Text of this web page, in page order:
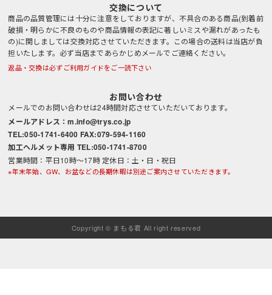
交換について
商品の品質管理には十分に注意をしておりますが、不具合のある商品(到着前
破損・明らかに不良のものや商品情報の表記に著しいミスや漏れがあったも
の)に関しましては交換対応させていただきます。この場合の送料は当店が負
担いたします。必ず当店まであらかじめメールでご連絡ください。
返品・交換は必ずご利用ガイドをご一読下さい
お問い合わせ
メールでのお問い合わせは24時間対応させていただいております。
メールアドレス：m.info@trys.co.jp
TEL:050-1741-6400 FAX:079-594-1160
加工ヘルメット専用 TEL:050-1741-8700
営業時間：平日10時～17時 定休日：土・日・祝日
※年末年始、GW、お盆などの長期休暇は別途ご案内させていただきます。
Copyright © まもる君 All right reserved